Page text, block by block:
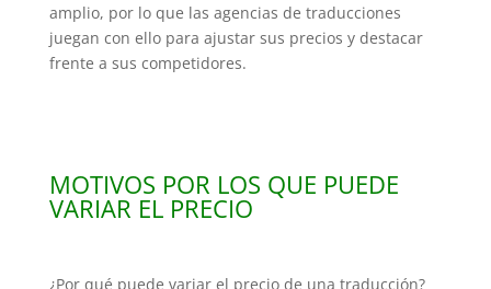
amplio, por lo que las agencias de traducciones
juegan con ello para ajustar sus precios y destacar
frente a sus competidores.
MOTIVOS POR LOS QUE PUEDE
VARIAR EL PRECIO
¿Por qué puede variar el precio de una traducción?